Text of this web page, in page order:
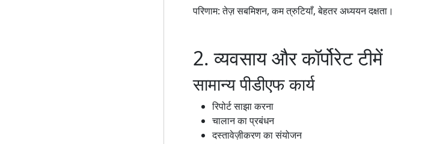
परिणाम: तेज़ सबमिशन, कम त्रुटियाँ, बेहतर अध्ययन दक्षता।
2. व्यवसाय और कॉर्पोरेट टीमें
सामान्य पीडीएफ कार्य
रिपोर्ट साझा करना
चालान का प्रबंधन
दस्तावेज़ीकरण का संयोजन